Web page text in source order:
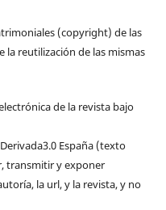
(copyright) de las
la reutilización de las mismas
de la revista bajo
España (texto
transmitir y exponer
la url, y la revista, y no